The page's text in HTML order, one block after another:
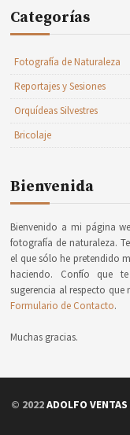
Categorías
Fotografía de Naturaleza
Reportajes y Sesiones
Orquídeas Silvestres
Bricolaje
Bienvenida
Bienvenido a mi página
fotografía de naturaleza.
el que sólo he pretendido
haciendo. Confío que
sugerencia al respecto
Formulario de Contacto.
Muchas gracias.
© 2022ADOLFO VENTAS